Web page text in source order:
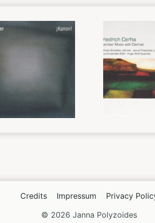
Credits Impressum
Privacy
© 2026 Janna Polyzoides